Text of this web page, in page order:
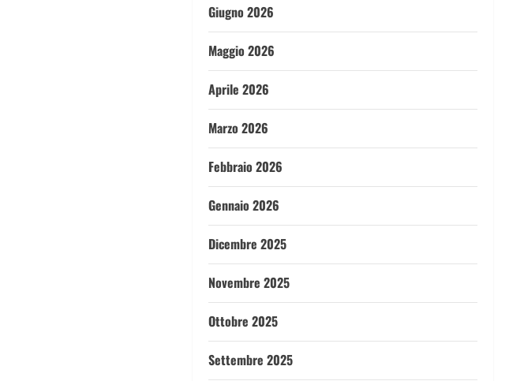
Giugno 2026
Maggio 2026
Aprile 2026
Marzo 2026
Febbraio 2026
Gennaio 2026
Dicembre 2025
Novembre 2025
Ottobre 2025
Settembre 2025